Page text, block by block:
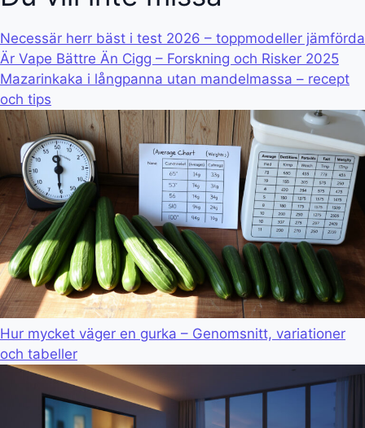
Necessär herr bäst i test 2026 – toppmodeller jämförda
Är Vape Bättre Än Cigg – Forskning och Risker 2025
Mazarinkaka i långpanna utan mandelmassa – recept
och tips
Hur mycket väger en gurka – Genomsnitt, variationer
och tabeller